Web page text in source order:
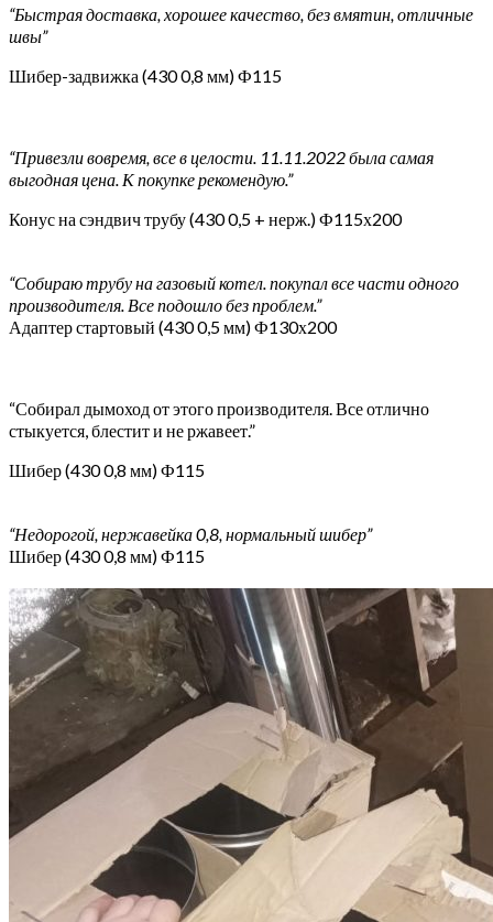
“Быстрая доставка, хорошее качество, без вмятин, отличные
швы”
Шибер-задвижка (430 0,8 мм) Ф115
“Привезли вовремя, все в целости. 11.11.2022 была самая
выгодная цена. К покупке рекомендую.”
Конус на сэндвич трубу (430 0,5 + нерж.) Ф115х200
“Собираю трубу на газовый котел. покупал все части одного
производителя. Все подошло без проблем.”
Адаптер стартовый (430 0,5 мм) Ф130х200
“Собирал дымоход от этого производителя. Все отлично
стыкуется, блестит и не ржавеет.”
Шибер (430 0,8 мм) Ф115
“Недорогой, нержавейка 0,8, нормальный шибер”
Шибер (430 0,8 мм) Ф115